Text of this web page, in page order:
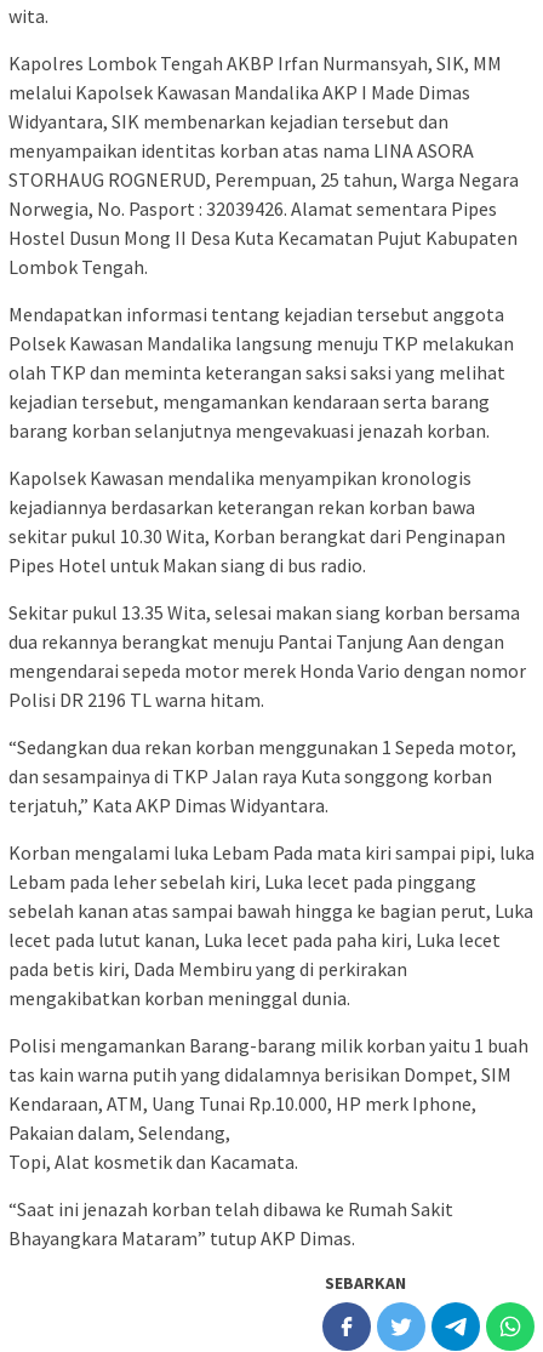
wita.
Kapolres Lombok Tengah AKBP Irfan Nurmansyah, SIK, MM
melalui Kapolsek Kawasan Mandalika AKP I Made Dimas
Widyantara, SIK membenarkan kejadian tersebut dan
menyampaikan identitas korban atas nama LINA ASORA
STORHAUG ROGNERUD, Perempuan, 25 tahun, Warga Negara
Norwegia, No. Pasport : 32039426. Alamat sementara Pipes
Hostel Dusun Mong II Desa Kuta Kecamatan Pujut Kabupaten
Lombok Tengah.
Mendapatkan informasi tentang kejadian tersebut anggota
Polsek Kawasan Mandalika langsung menuju TKP melakukan
olah TKP dan meminta keterangan saksi saksi yang melihat
kejadian tersebut, mengamankan kendaraan serta barang
barang korban selanjutnya mengevakuasi jenazah korban.
Kapolsek Kawasan mendalika menyampikan kronologis
kejadiannya berdasarkan keterangan rekan korban bawa
sekitar pukul 10.30 Wita, Korban berangkat dari Penginapan
Pipes Hotel untuk Makan siang di bus radio.
Sekitar pukul 13.35 Wita, selesai makan siang korban bersama
dua rekannya berangkat menuju Pantai Tanjung Aan dengan
mengendarai sepeda motor merek Honda Vario dengan nomor
Polisi DR 2196 TL warna hitam.
“Sedangkan dua rekan korban menggunakan 1 Sepeda motor,
dan sesampainya di TKP Jalan raya Kuta songgong korban
terjatuh,” Kata AKP Dimas Widyantara.
Korban mengalami luka Lebam Pada mata kiri sampai pipi, luka
Lebam pada leher sebelah kiri, Luka lecet pada pinggang
sebelah kanan atas sampai bawah hingga ke bagian perut, Luka
lecet pada lutut kanan, Luka lecet pada paha kiri, Luka lecet
pada betis kiri, Dada Membiru yang di perkirakan
mengakibatkan korban meninggal dunia.
Polisi mengamankan Barang-barang milik korban yaitu 1 buah
tas kain warna putih yang didalamnya berisikan Dompet, SIM
Kendaraan, ATM, Uang Tunai Rp.10.000, HP merk Iphone,
Pakaian dalam, Selendang,
Topi, Alat kosmetik dan Kacamata.
“Saat ini jenazah korban telah dibawa ke Rumah Sakit
Bhayangkara Mataram” tutup AKP Dimas.
SEBARKAN